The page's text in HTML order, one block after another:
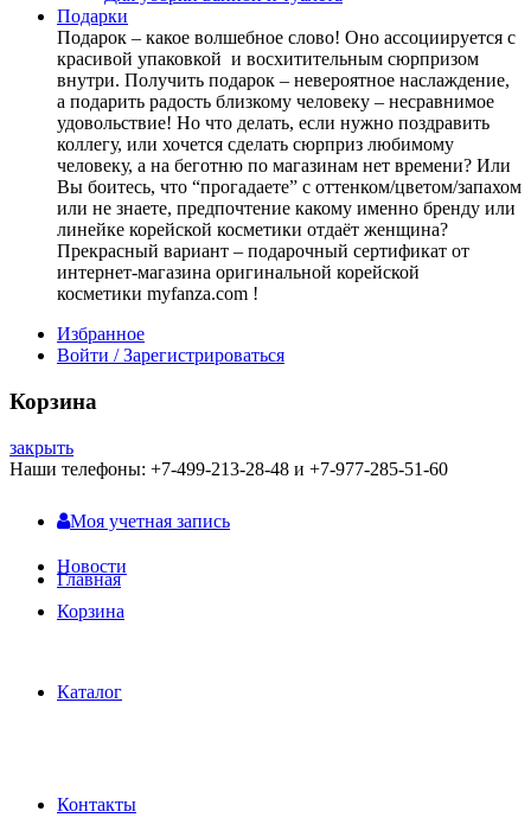
Подарки
Подарок – какое волшебное слово! Оно ассоциируется с
красивой упаковкой и восхитительным сюрпризом
внутри. Получить подарок – невероятное наслаждение,
а подарить радость близкому человеку – несравнимое
удовольствие! Но что делать, если нужно поздравить
коллегу, или хочется сделать сюрприз любимому
человеку, а на беготню по магазинам нет времени? Или
Вы боитесь, что “прогадаете” с оттенком/цветом/запахом
или не знаете, предпочтение какому именно бренду или
линейке корейской косметики отдаёт женщина?
Прекрасный вариант – подарочный сертификат от
интернет-магазина оригинальной корейской
косметики myfanza.com !
Избранное
Войти / Зарегистрироваться
Корзина
закрыть
Наши телефоны: +7-499-213-28-48 и +7-977-285-51-60
Моя учетная запись
Новости
Корзина
Главная
Каталог
Контакты